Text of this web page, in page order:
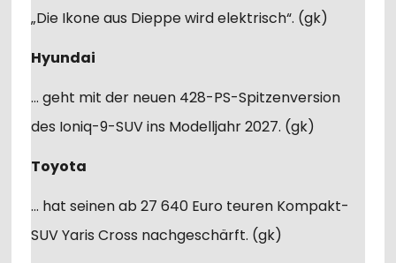
„Die Ikone aus Dieppe wird elektrisch“. (gk)
Hyundai
… geht mit der neuen 428-PS-Spitzenversion
des Ioniq-9-SUV ins Modelljahr 2027. (gk)
Toyota
… hat seinen ab 27 640 Euro teuren Kompakt-
SUV Yaris Cross nachgeschärft. (gk)